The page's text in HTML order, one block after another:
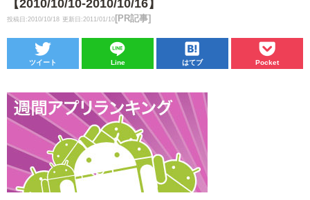
【2010/10/10-2010/10/16】
投稿日:2010/10/18 更新日:2011/01/10 [PR記事]
ツイート Line はてブ Pocket